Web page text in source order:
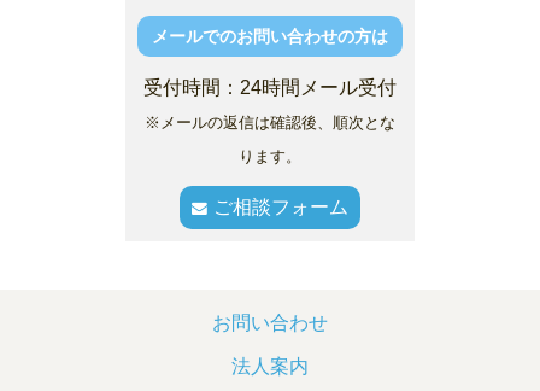
メールでのお問い合わせの方は
受付時間：24時間メール受付
※メールの返信は確認後、順次とな
ります。
ご相談フォーム
お問い合わせ
法人案内